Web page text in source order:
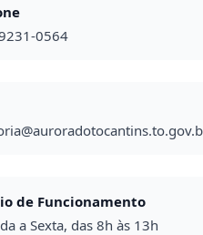
0564
de Funcionamento
a Sexta, das 8h às 13h